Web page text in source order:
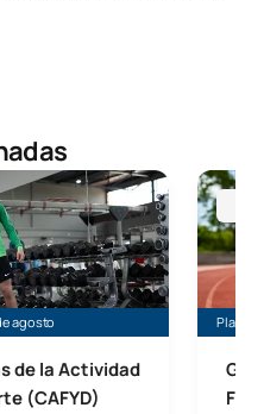
agosto
de la Actividad
(CAFYD)
la Actividad Física y del
Plazas
Grado